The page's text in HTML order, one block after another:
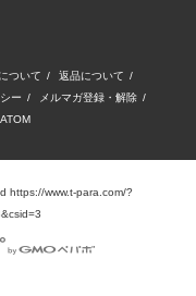
ついて / 返品について /
ー / メルマガ登録・解除 /
ATOM
https://www.t-para.com/?